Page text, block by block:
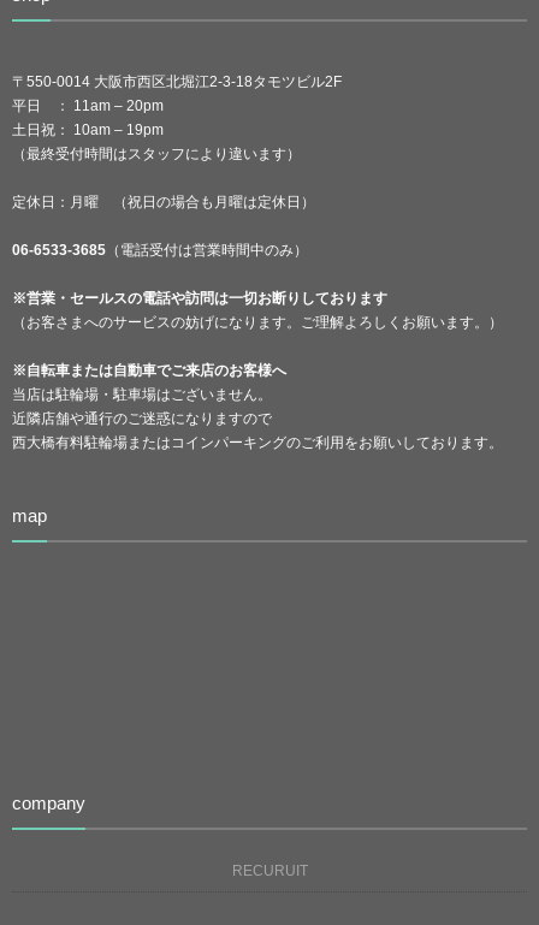
〒550-0014 大阪市西区北堀江2-3-18タモツビル2F
平日 ： 11am – 20pm
土日祝： 10am – 19pm
（最終受付時間はスタッフにより違います）
定休日：月曜 （祝日の場合も月曜は定休日）
06-6533-3685 （電話受付は営業時間中のみ）
※営業・セールスの電話や訪問は一切お断りしております
（お客さまへのサービスの妨げになります。ご理解よろしくお願います。）
※自転車または自動車でご来店のお客様へ
当店は駐輪場・駐車場はございません。
近隣店舗や通行のご迷惑になりますので
西大橋有料駐輪場またはコインパーキングのご利用をお願いしております。
map
company
RECURUIT